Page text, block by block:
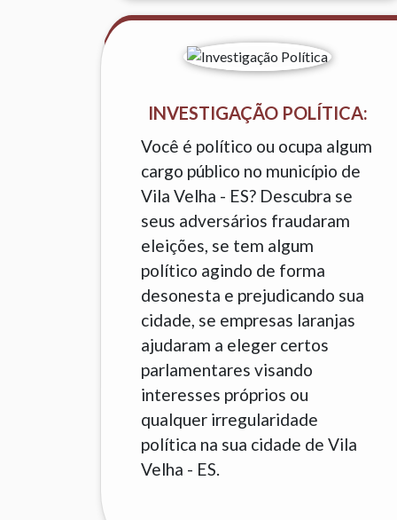
INVESTIGAÇÃO POLÍTICA:
Você é político ou ocupa algum
cargo público no município de
Vila Velha - ES? Descubra se
seus adversários fraudaram
eleições, se tem algum
político agindo de forma
desonesta e prejudicando sua
cidade, se empresas laranjas
ajudaram a eleger certos
parlamentares visando
interesses próprios ou
qualquer irregularidade
política na sua cidade de Vila
Velha - ES.